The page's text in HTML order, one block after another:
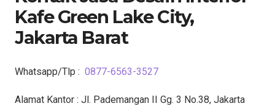
Kafe Green Lake City,
Jakarta Barat
Whatsapp/Tlp : 0877-6563-3527
Alamat Kantor : Jl. Pademangan II Gg. 3 No.38, Jakarta